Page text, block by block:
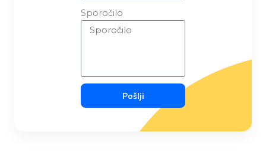
Sporočilo
Pošlji